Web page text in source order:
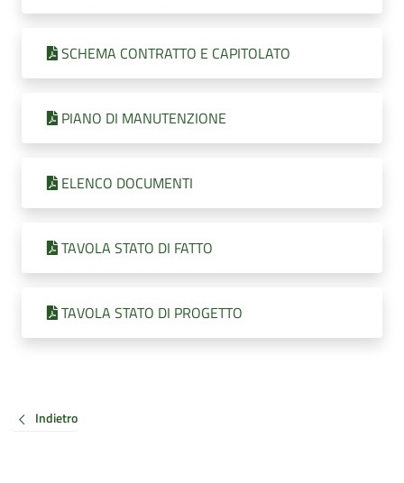
SCHEMA CONTRATTO E CAPITOLATO
PIANO DI MANUTENZIONE
ELENCO DOCUMENTI
TAVOLA STATO DI FATTO
TAVOLA STATO DI PROGETTO
Indietro